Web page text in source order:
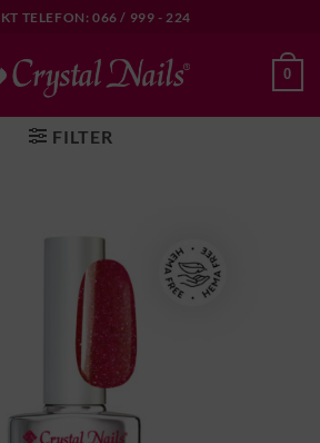
TELEFON: 066 / 999 - 224
0
FILTER